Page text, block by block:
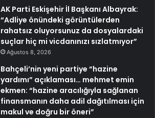
AK Parti Eskişehir İl Başkanı Albayrak:
“Adliye önündeki görüntülerden
rahatsız oluyorsunuz da dosyalardaki
suçlar hiç mi vicdanınızı sızlatmıyor”
Ağustos 8, 2026
Bahçeli’nin yeni partiye “hazine
yardımı” açıklaması… mehmet emin
ekmen: “hazine aracılığıyla sağlanan
finansmanın daha adil dağıtılması için
makul ve doğru bir öneri”